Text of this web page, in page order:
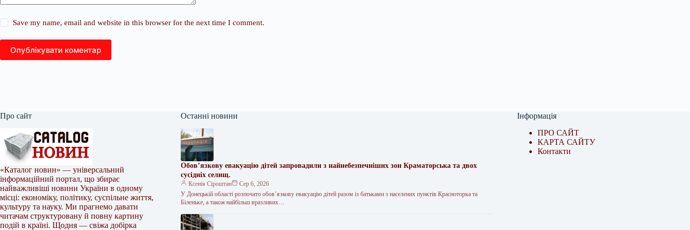
Save my name, email and website in this browser for the next time I comment.
Опублікувати коментар
Про сайт
«Каталог новин» — універсальний
інформаційний портал, що збирає
найважливіші новини України в одному
місці: економіку, політику, суспільне життя,
культуру та науку. Ми прагнемо давати
читачам структуровану й повну картину
подій в країні. Щодня — свіжа добірка
Останні новини
Обов’язкову евакуацію дітей запровадили з найнебезпечніших зон Краматорська та двох
сусідніх селищ.
Ксенія Сіроштан
Сер 6, 2026
У Донецькій області розпочато обов’язкову евакуацію дітей разом із батьками з населених пунктів Красноторка та
Біленьке, а також найбільш вразливих…
Інформація
ПРО САЙТ
КАРТА САЙТУ
Контакти